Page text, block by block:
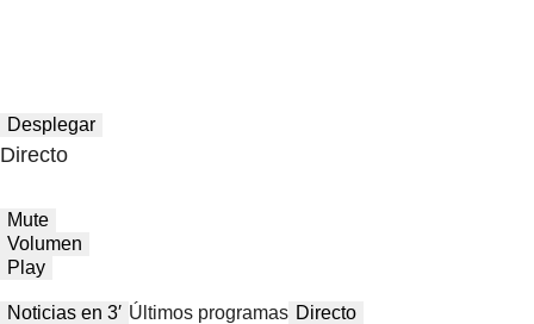
Desplegar
Directo
Mute
Volumen
Play
Noticias en 3′ Últimos programas Directo